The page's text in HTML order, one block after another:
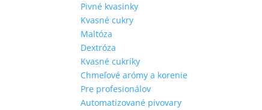
Pivné kvasinky
Kvasné cukry
Maltóza
Dextróza
Kvasné cukríky
Chmeľové arómy a korenie
Pre profesionálov
Automatizované pivovary